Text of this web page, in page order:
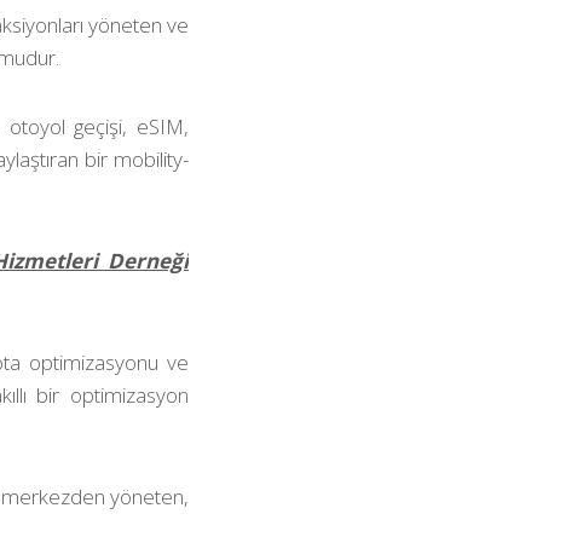
yöneten ve
otoyol geçişi, eSIM,
bir mobility-
Derneği
optimizasyonu ve
bir optimizasyon
merkezden yöneten,